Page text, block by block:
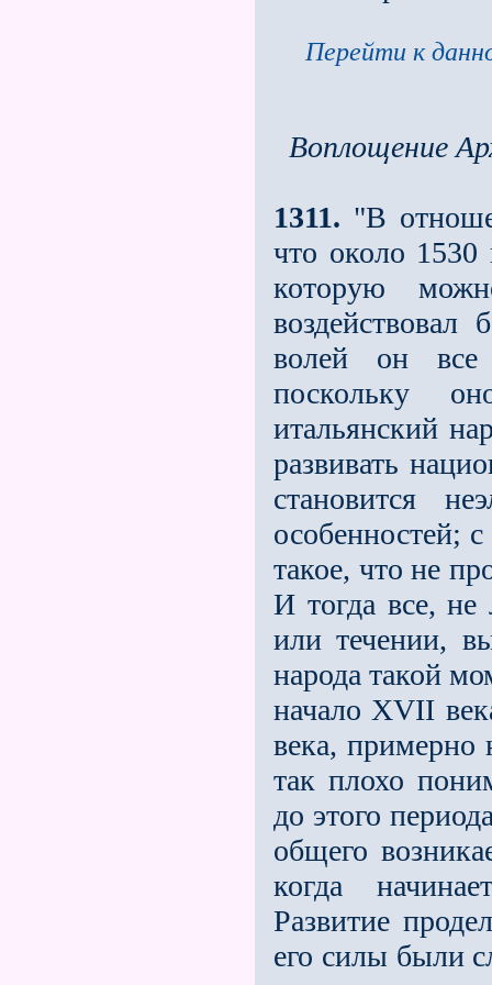
Перейти к
Воплощение
1311. "В
что около 1530
которую
волей он все
поскольку
итальянский
развивать
становится
особенностей;
такое, что не
И тогда все,
или течении,
народа такой
начало ХVII
века, примерно
так плохо
до этого
общего
когда
Развитие
его силы были